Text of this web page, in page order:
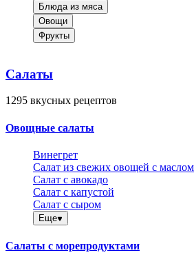
Блюда из мяса
Овощи
Фрукты
Салаты
1295 вкусных рецептов
Овощные салаты
Винегрет
Салат из свежих овощей с маслом
Салат с авокадо
Салат с капустой
Салат с сыром
Еще
Салаты с морепродуктами